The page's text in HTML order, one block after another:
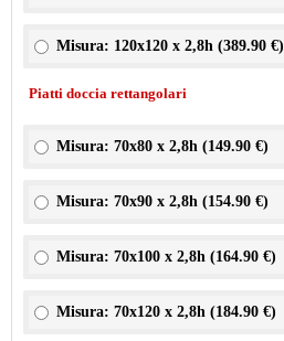
Misura: 120x120 x 2,8h (389.90 €)
Piatti doccia rettangolari
Misura: 70x80 x 2,8h (149.90 €)
Misura: 70x90 x 2,8h (154.90 €)
Misura: 70x100 x 2,8h (164.90 €)
Misura: 70x120 x 2,8h (184.90 €)